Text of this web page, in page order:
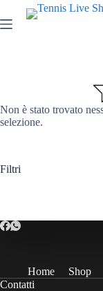
al
contenuto
Non è stato trovato
selezione.
Filtri
Home Shop
Contatti